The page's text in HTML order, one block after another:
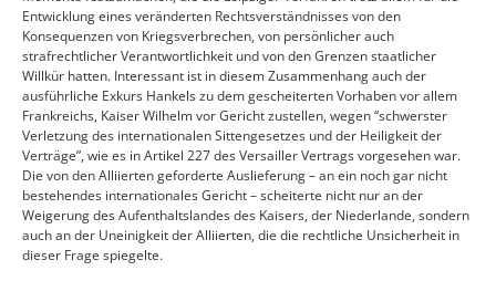
Entwicklung eines veränderten Rechtsverständnisses von den
Konsequenzen von Kriegsverbrechen, von persönlicher auch
strafrechtlicher Verantwortlichkeit und von den Grenzen staatlicher
Willkür hatten. Interessant ist in diesem Zusammenhang auch der
ausführliche Exkurs Hankels zu dem gescheiterten Vorhaben vor allem
Frankreichs, Kaiser Wilhelm vor Gericht zustellen, wegen “schwerster
Verletzung des internationalen Sittengesetzes und der Heiligkeit der
Verträge”, wie es in Artikel 227 des Versailler Vertrags vorgesehen war.
Die von den Alliierten geforderte Auslieferung – an ein noch gar nicht
bestehendes internationales Gericht – scheiterte nicht nur an der
Weigerung des Aufenthaltslandes des Kaisers, der Niederlande, sondern
auch an der Uneinigkeit der Alliierten, die die rechtliche Unsicherheit in
dieser Frage spiegelte.